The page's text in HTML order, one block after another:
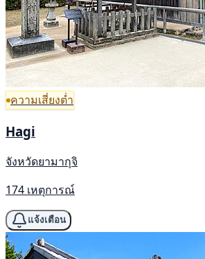
ความเสี่ยงต่ำ
Hagi
จังหวัดยามากุจิ
174 เหตุการณ์
แจ้งเตือน